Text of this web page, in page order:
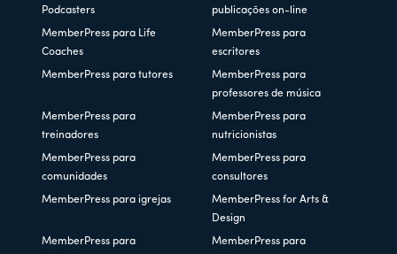
Podcasters
publicações on-line
MemberPress para Life
Coaches
MemberPress para
escritores
MemberPress para tutores
MemberPress para
professores de música
MemberPress para
treinadores
MemberPress para
nutricionistas
MemberPress para
comunidades
MemberPress para
consultores
MemberPress para igrejas
MemberPress for Arts &
Design
MemberPress para
MemberPress para